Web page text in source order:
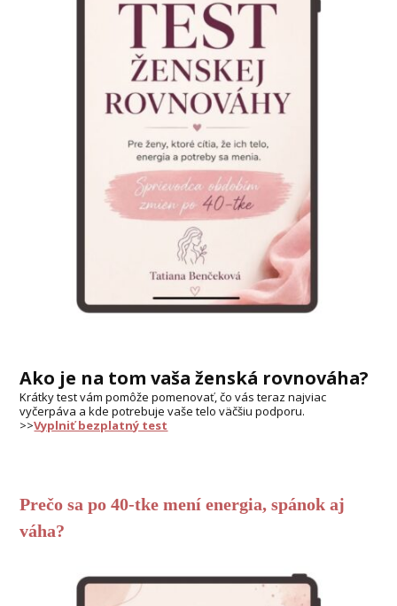
Ako je na tom vaša ženská rovnováha?
Krátky test vám pomôže pomenovať, čo vás teraz najviac
vyčerpáva a kde potrebuje vaše telo väčšiu podporu.
>>Vyplniť bezplatný test
Prečo sa po 40-tke mení energia, spánok aj
váha?